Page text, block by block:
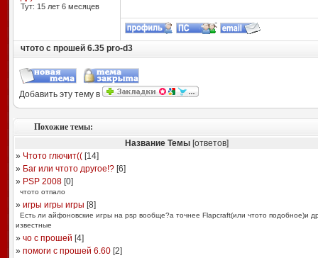
Тут: 15 лет 6 месяцев
чтото с прошей 6.35 pro-d3
Добавить эту тему в
Похожие темы:
Название Темы[ответов]
» Чтото глючит(([14]
» Баг или чтото другое!?[6]
» PSP 2008[0]
чтото отпало
» игры игры игры [8]
Есть ли айфоновские игры на psp вообще?а точнее Flapcraft(или чтото подобное)и
известные
» чо с прошей [4]
» помоги с прошей 6.60[2]